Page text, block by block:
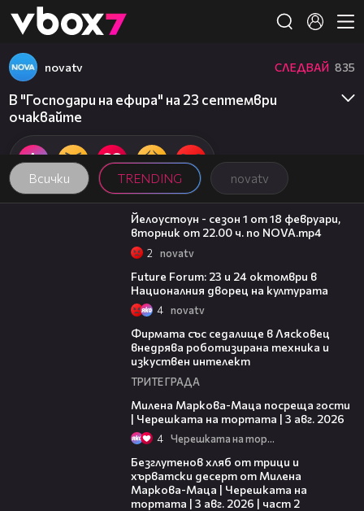
👾
Всички TRENDING novatv
novatv СЛЕДВАЙ 835
В "Господари на ефира" на 23 септември
очаквайте
00:31
Йелоустоун - сезон 1 от 18 февруари,
вторник от 22.00 ч. по NOVA.mp4
2 novatv
Future Forum: 23 и 24 октомври в
Националния дворец на културата
4 novatv
Фирмата със седалище в Лясковец
внедрява роботизирана техника и
изкуствен интелект
ТРИТЕ ГРАДА
Милена Маркова-Маца посреща гости
| Черешката на тортата | 3 авг. 2026
4 Черешката на тортата
Безглутенов хляб от трици и
хърватски десерт от Милена
Маркова-Маца | Черешката на
тортата | 3 авг. 2026 | част 2